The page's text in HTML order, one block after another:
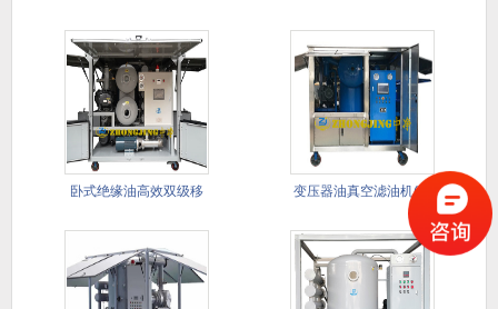
卧式绝缘油高效双级移 变压器油真空滤油机(带